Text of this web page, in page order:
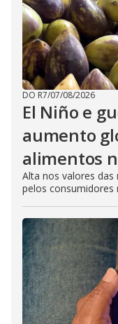
DO R7/07/08/2026
El Niño e
aumento
alimentos
Alta nos valores
pelos consumidores